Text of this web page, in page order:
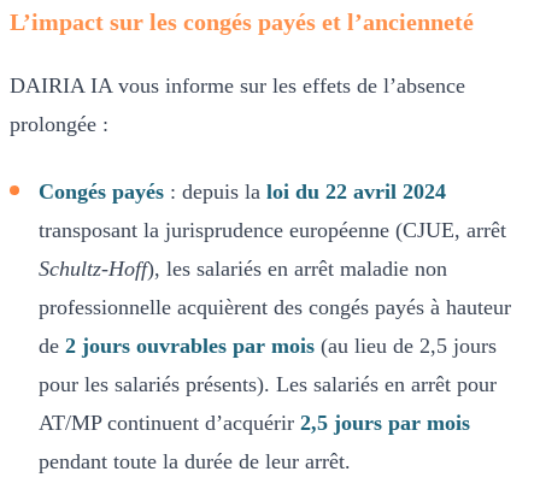
L’impact sur les congés payés et l’ancienneté
DAIRIA IA vous informe sur les effets de l’absence
prolongée :
Congés payés : depuis la loi du 22 avril 2024
transposant la jurisprudence européenne (CJUE, arrêt
Schultz-Hoff), les salariés en arrêt maladie non
professionnelle acquièrent des congés payés à hauteur
de 2 jours ouvrables par mois (au lieu de 2,5 jours
pour les salariés présents). Les salariés en arrêt pour
AT/MP continuent d’acquérir 2,5 jours par mois
pendant toute la durée de leur arrêt.